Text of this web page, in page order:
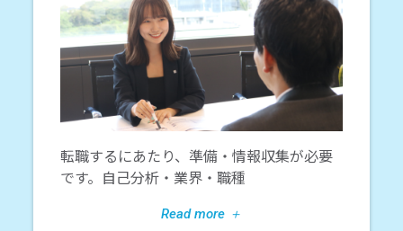
転職するにあたり、準備・情報収集が必要
です。自己分析・業界・職種